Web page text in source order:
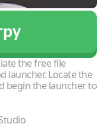
the free file
launcher. Locate the
begin the launcher to